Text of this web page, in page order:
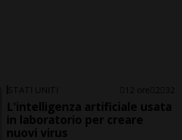
STATI UNITI 12 ore 2 32
L'intelligenza artificiale usata
in laboratorio per creare
nuovi virus